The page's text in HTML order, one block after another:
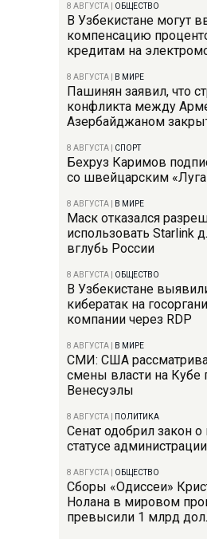
8 АВГУСТА ОБЩЕСТВО
В Узбекистане могут
компенсацию
кредитам на
8 АВГУСТА В МИРЕ
Пашинян заявил, что
конфликта между
Азербайджаном
8 АВГУСТА СПОРТ
Бехруз Каримов
со швейцарским
8 АВГУСТА В МИРЕ
Маск отказался
использовать Starlink
вглубь России
8 АВГУСТА ОБЩЕСТВО
В Узбекистане
кибератак на
компании через RDP
8 АВГУСТА В МИРЕ
СМИ: США
смены власти на Кубе
Венесуэлы
8 АВГУСТА ПОЛИТИКА
Сенат одобрил закон
статусе
8 АВГУСТА ОБЩЕСТВО
Сборы «Одиссеи»
Нолана в мировом
превысили 1 млрд